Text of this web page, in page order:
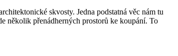
skvosty. Jedna podstatná věc nám tu
několik přenádherných prostorů ke koupání. To